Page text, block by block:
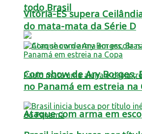
todo Brasil
Ataque com arma em
Vitória-ES supera
do mata-mata da Série D
Com show de Ary Borges,
no Panamá em estreia na